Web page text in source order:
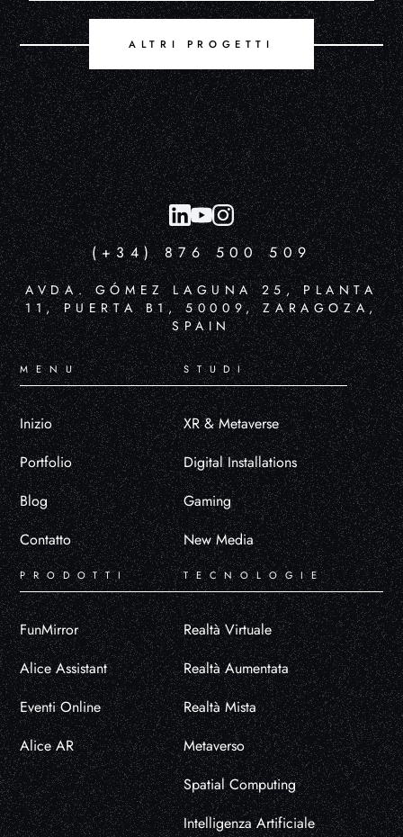
ALTRI PROGETTI
(+34) 876 500 509
AVDA. GÓMEZ LAGUNA 25, PLANTA
11, PUERTA B1, 50009, ZARAGOZA,
SPAIN
MENU
Inizio
Portfolio
Blog
Contatto
STUDI
XR & Metaverse
Digital Installations
Gaming
New Media
PRODOTTI
FunMirror
Alice Assistant
Eventi Online
Alice AR
TECNOLOGIE
Realtà Virtuale
Realtà Aumentata
Realtà Mista
Metaverso
Spatial Computing
Intelligenza Artificiale